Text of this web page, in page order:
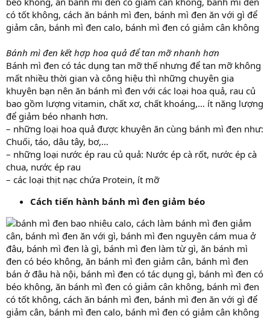
Bánh mì đen kết hợp hoa quả để tan mỡ nhanh hơn
Bánh mì đen có tác dụng tan mỡ thế nhưng để tan mỡ không
mất nhiều thời gian và công hiệu thì những chuyên gia
khuyên bạn nên ăn bánh mì đen với các loại hoa quả, rau củ
bao gồm lượng vitamin, chất xơ, chất khoáng,… ít năng lượng
để giảm béo nhanh hơn.
– những loại hoa quả được khuyên ăn cùng bánh mì đen như:
Chuối, táo, dâu tây, bơ,…
– những loại nước ép rau củ quả: Nước ép cà rốt, nước ép cà
chua, nước ép rau
– các loại thịt nạc chứa Protein, ít mỡ
Cách tiến hành bánh mì đen giảm béo